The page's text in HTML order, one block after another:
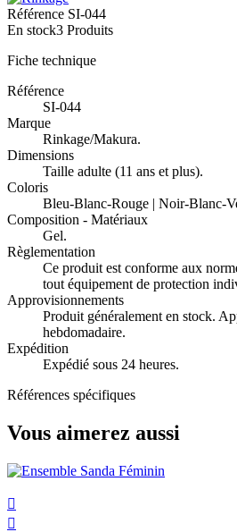
Référence SI-044
En stock3 Produits
Fiche technique
Référence
SI-044
Marque
Rinkage/Makura.
Dimensions
Taille adulte (11 ans et plus).
Coloris
Bleu-Blanc-Rouge | Noir-Blanc-
Composition - Matériaux
Gel.
Règlementation
Ce produit est conforme aux
tout équipement de protection
Approvisionnements
Produit généralement en stock.
hebdomadaire.
Expédition
Expédié sous 24 heures.
Références spécifiques
Vous aimerez aussi

